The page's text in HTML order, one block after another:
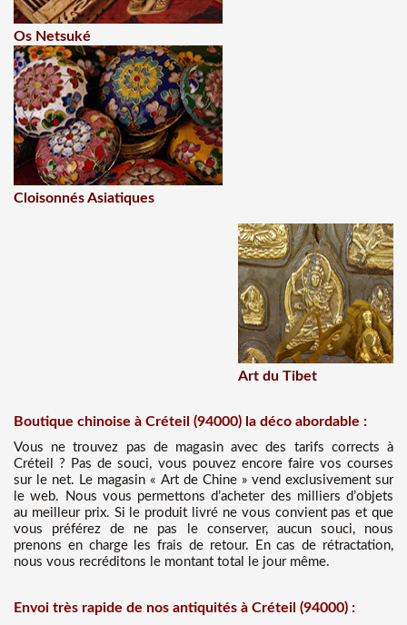
Os Netsuké
Cloisonnés Asiatiques
Art du Tibet
Boutique chinoise à Créteil (94000) la déco abordable :
Vous ne trouvez pas de magasin avec des tarifs corrects à
Créteil ? Pas de souci, vous pouvez encore faire vos courses
sur le net. Le magasin « Art de Chine » vend exclusivement sur
le web. Nous vous permettons d’acheter des milliers d’objets
au meilleur prix. Si le produit livré ne vous convient pas et que
vous préférez de ne pas le conserver, aucun souci, nous
prenons en charge les frais de retour. En cas de rétractation,
nous vous recréditons le montant total le jour même.
Envoi très rapide de nos antiquités à Créteil (94000) :